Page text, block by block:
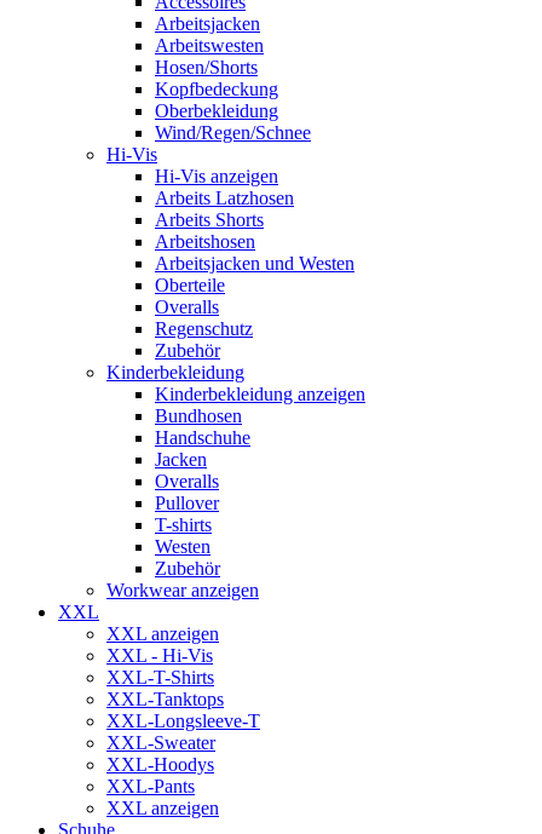
Arbeitsjacken
Arbeitswesten
Hosen/Shorts
Kopfbedeckung
Oberbekleidung
Wind/Regen/Schnee
Hi-Vis
Hi-Vis anzeigen
Arbeits Latzhosen
Arbeits Shorts
Arbeitshosen
Arbeitsjacken und Westen
Oberteile
Overalls
Regenschutz
Zubehör
Kinderbekleidung
Kinderbekleidung anzeigen
Bundhosen
Handschuhe
Jacken
Overalls
Pullover
T-shirts
Westen
Zubehör
Workwear anzeigen
XXL
XXL anzeigen
XXL - Hi-Vis
XXL-T-Shirts
XXL-Tanktops
XXL-Longsleeve-T
XXL-Sweater
XXL-Hoodys
XXL-Pants
XXL anzeigen
Schuhe